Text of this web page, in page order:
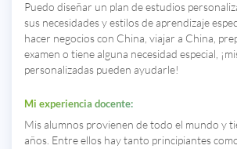
Puedo diseñar un plan de estudios
sus necesidades y estilos de aprendizaje
hacer negocios con China, viajar a China,
examen o tiene alguna necesidad especial,
personalizadas pueden ayudarle!
Mi experiencia docente:
Mis alumnos provienen de todo el mundo y
años. Entre ellos hay tanto principiantes